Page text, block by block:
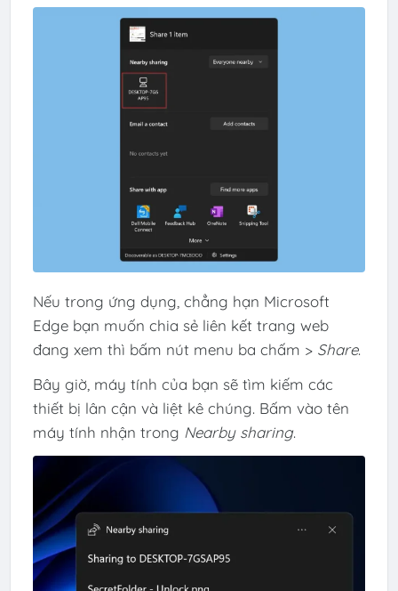
Nếu trong ứng dụng, chẳng hạn Microsoft
Edge bạn muốn chia sẻ liên kết trang web
đang xem thì bấm nút menu ba chấm > Share.
Bây giờ, máy tính của bạn sẽ tìm kiếm các
thiết bị lân cận và liệt kê chúng. Bấm vào tên
máy tính nhận trong Nearby sharing.